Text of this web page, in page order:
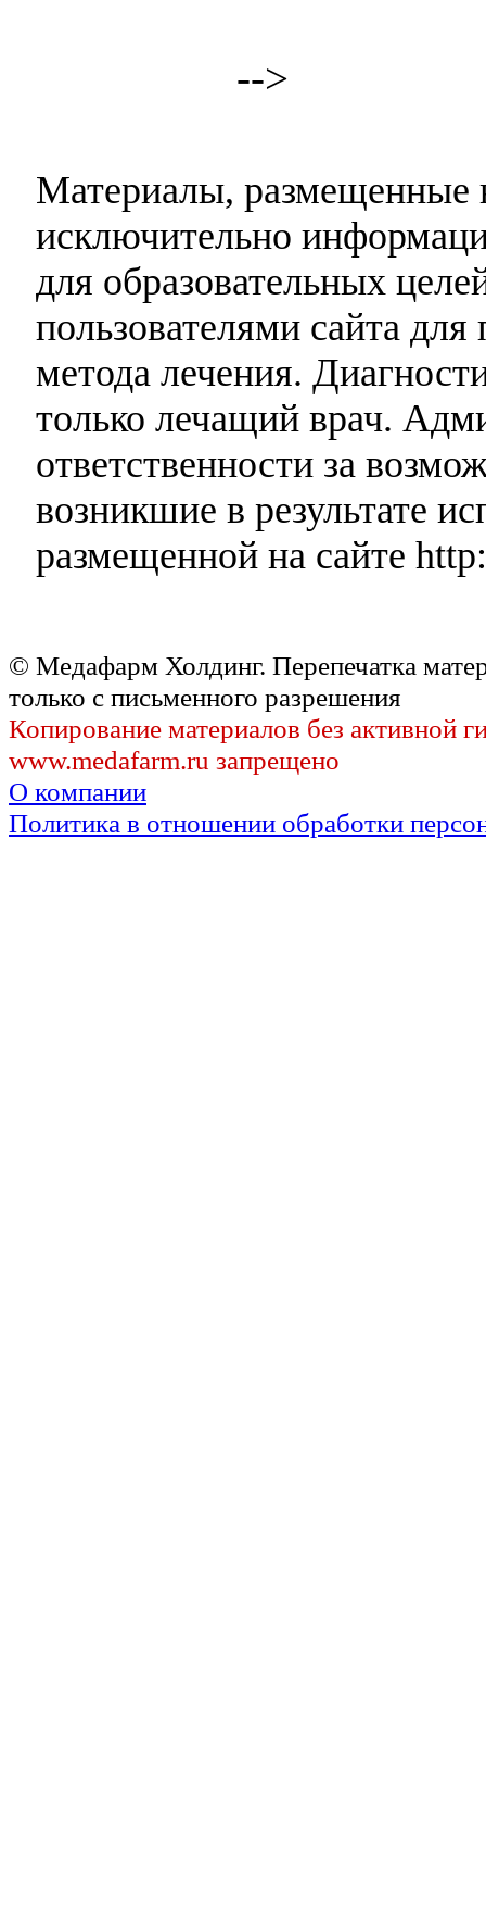
-->
Материалы, размещенные
исключительно
для образовательных
пользователями сайта
метода лечения.
только лечащий врач.
ответственности за
возникшие в результате
размещенной на сайте
© Медафарм Холдинг. Перепечатка
только с письменного разрешения
Копирование материалов без активной
www.medafarm.ru запрещено
О компании
Политика в отношении обработки